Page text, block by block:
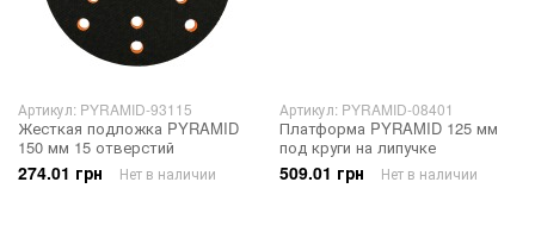
Артикул: PYRAMID-93115
Жесткая подложка PYRAMID
150 мм 15 отверстий
274.01 грн Нет в наличии
Артикул: PYRAMID-08401
Платформа PYRAMID 125 мм
под круги на липучке
509.01 грн Нет в наличии